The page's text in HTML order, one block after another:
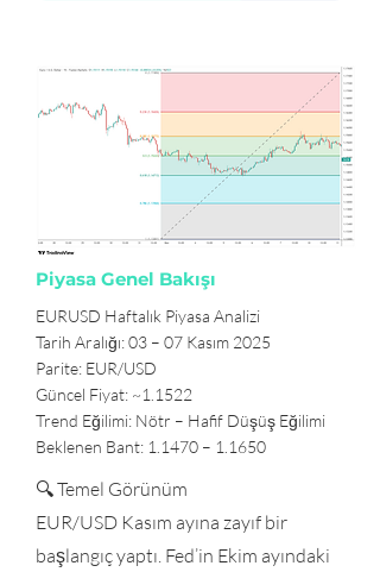
Piyasa Genel Bakışı
EURUSD Haftalık Piyasa Analizi
Tarih Aralığı: 03 – 07 Kasım 2025
Parite: EUR/USD
Güncel Fiyat: ~1.1522
Trend Eğilimi: Nötr – Hafif Düşüş Eğilimi
Beklenen Bant: 1.1470 – 1.1650
🔍 Temel Görünüm
EUR/USD Kasım ayına zayıf bir
başlangıç yaptı. Fed’in Ekim ayındaki